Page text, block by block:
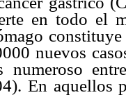
en todo el
nuevos
numeroso
En aquellos